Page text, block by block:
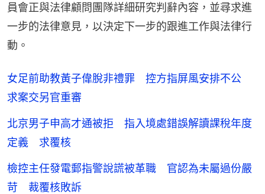
員會正與法律顧問團隊詳細研究判辭內容，並尋求進
一步的法律意見，以決定下一步的跟進工作與法律行
動。
女足前助教黃子偉脫非禮罪 控方指屏風安排不公
求案交另官重審
北京男子申高才通被拒 指入境處錯誤解讀課稅年度
定義 求覆核
檢控主任發電郵指警說謊被革職 官認為未屬過份嚴
苛 裁覆核敗訴